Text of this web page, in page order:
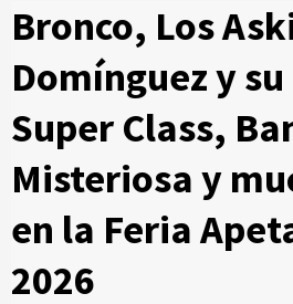
Bronco, Los
Domínguez y
Super Class,
Misteriosa y
en la Feria
2026